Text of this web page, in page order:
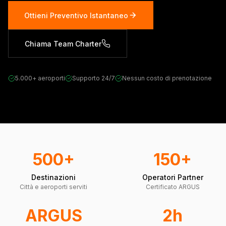
Ottieni Preventivo Istantaneo
Chiama Team Charter
5.000+ aeroporti Supporto 24/7 Nessun costo di prenotazione
500+
Destinazioni
Città e aeroporti serviti
150+
Operatori Partner
Certificato ARGUS
ARGUS 2h